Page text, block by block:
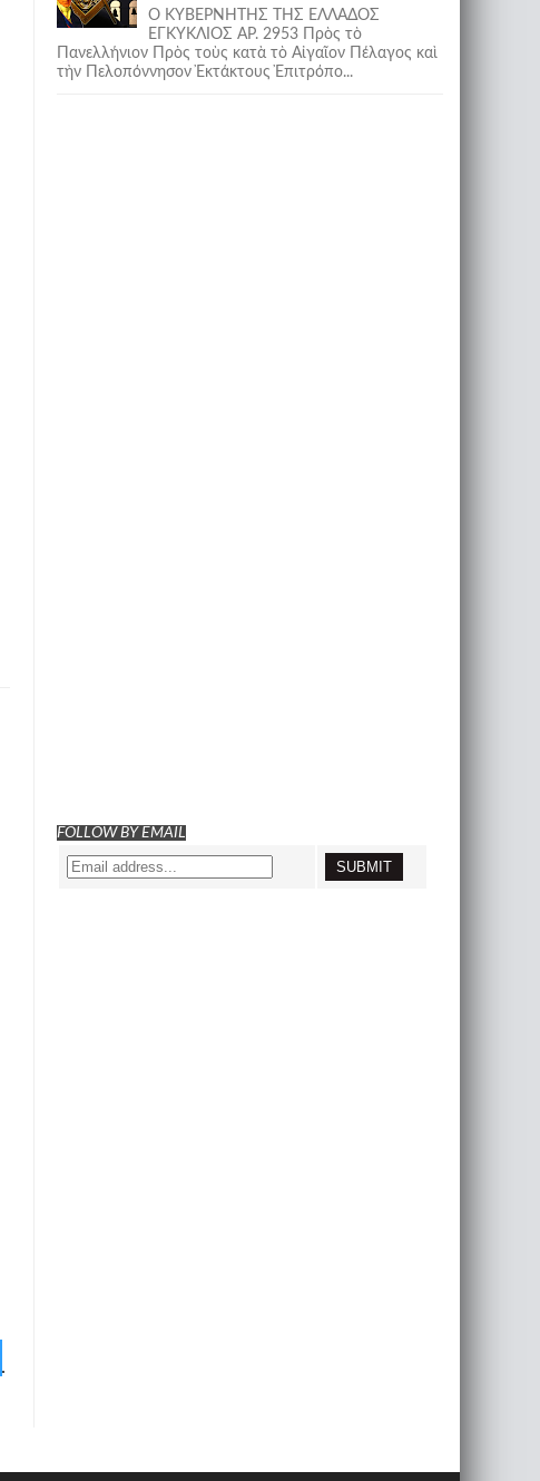
Ο ΚΥΒΕΡΝΗΤΗΣ ΤΗΣ ΕΛΛΑΔΟΣ
ΕΓΚΥΚΛΙΟΣ ΑΡ. 2953 Πρὸς τὸ
Πανελλήνιον Πρὸς τοὺς κατὰ τὸ Αἰγαῖον Πέλαγος καὶ
τὴν Πελοπόννησον Ἐκτάκτους Ἐπιτρόπο...
FOLLOW BY EMAIL